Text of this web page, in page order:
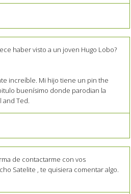
haber visto a un joven Hugo Lobo?
increíble. Mi hijo tiene un pin the
buenísimo donde parodian la
and Ted.
de contactarme con vos
Satelite , te quisiera comentar algo.